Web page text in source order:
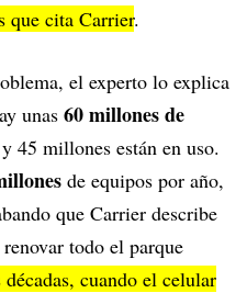
que cita Carrier.
el experto lo explica
unas 60 millones de
45 millones están en uso.
de equipos por año,
que Carrier describe
todo el parque
décadas, cuando el celular